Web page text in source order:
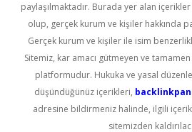
paylaşılmaktadır. Burada yer alan
olup, gerçek kurum ve kişiler hakkında
Gerçek kurum ve kişiler ile isim
Sitemiz, kar amacı gütmeyen ve
platformudur. Hukuka ve yasal
düşündüğünüz içerikleri,
adresine bildirmeniz halinde, ilgili
sitemizden